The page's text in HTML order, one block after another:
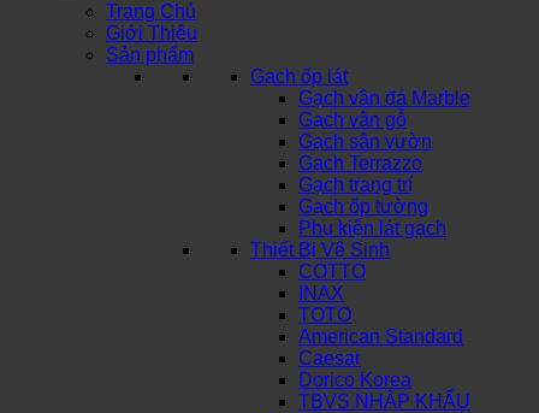
Trang Chủ
Giới Thiệu
Sản phẩm
Gạch ốp lát
Gạch vân đá Marble
Gạch vân gỗ
Gạch sân vườn
Gạch Terrazzo
Gạch trang trí
Gạch ốp tường
Phụ kiện lát gạch
Thiết Bị Vệ Sinh
COTTO
INAX
TOTO
American Standard
Caesar
Dorico Korea
TBVS NHẬP KHẨU